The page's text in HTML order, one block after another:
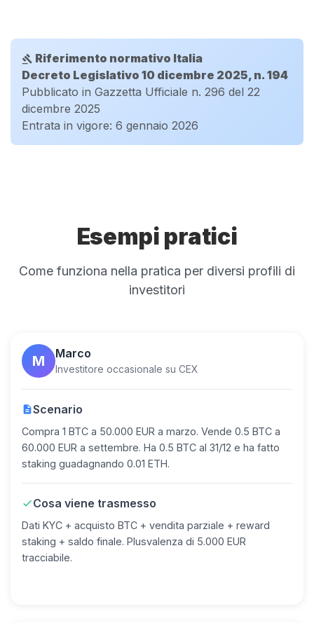
gavel Riferimento normativo Italia
Decreto Legislativo 10 dicembre 2025, n. 194
Pubblicato in Gazzetta Ufficiale n. 296 del 22
dicembre 2025
Entrata in vigore: 6 gennaio 2026
Esempi pratici
Come funziona nella pratica per diversi profili di
investitori
M Marco
Investitore occasionale su CEX
descriptionScenario
Compra 1 BTC a 50.000 EUR a marzo. Vende 0.5 BTC a
60.000 EUR a settembre. Ha 0.5 BTC al 31/12 e ha fatto
staking guadagnando 0.01 ETH.
checkCosa viene trasmesso
Dati KYC + acquisto BTC + vendita parziale + reward
staking + saldo finale. Plusvalenza di 5.000 EUR
tracciabile.